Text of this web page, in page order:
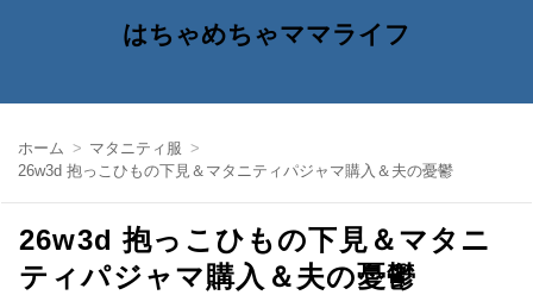
はちゃめちゃママライフ
ホーム
マタニティ服
26w3d 抱っこひもの下見＆マタニティパジャマ購入＆夫の憂鬱
26w3d 抱っこひもの下見＆マタニ
ティパジャマ購入＆夫の憂鬱